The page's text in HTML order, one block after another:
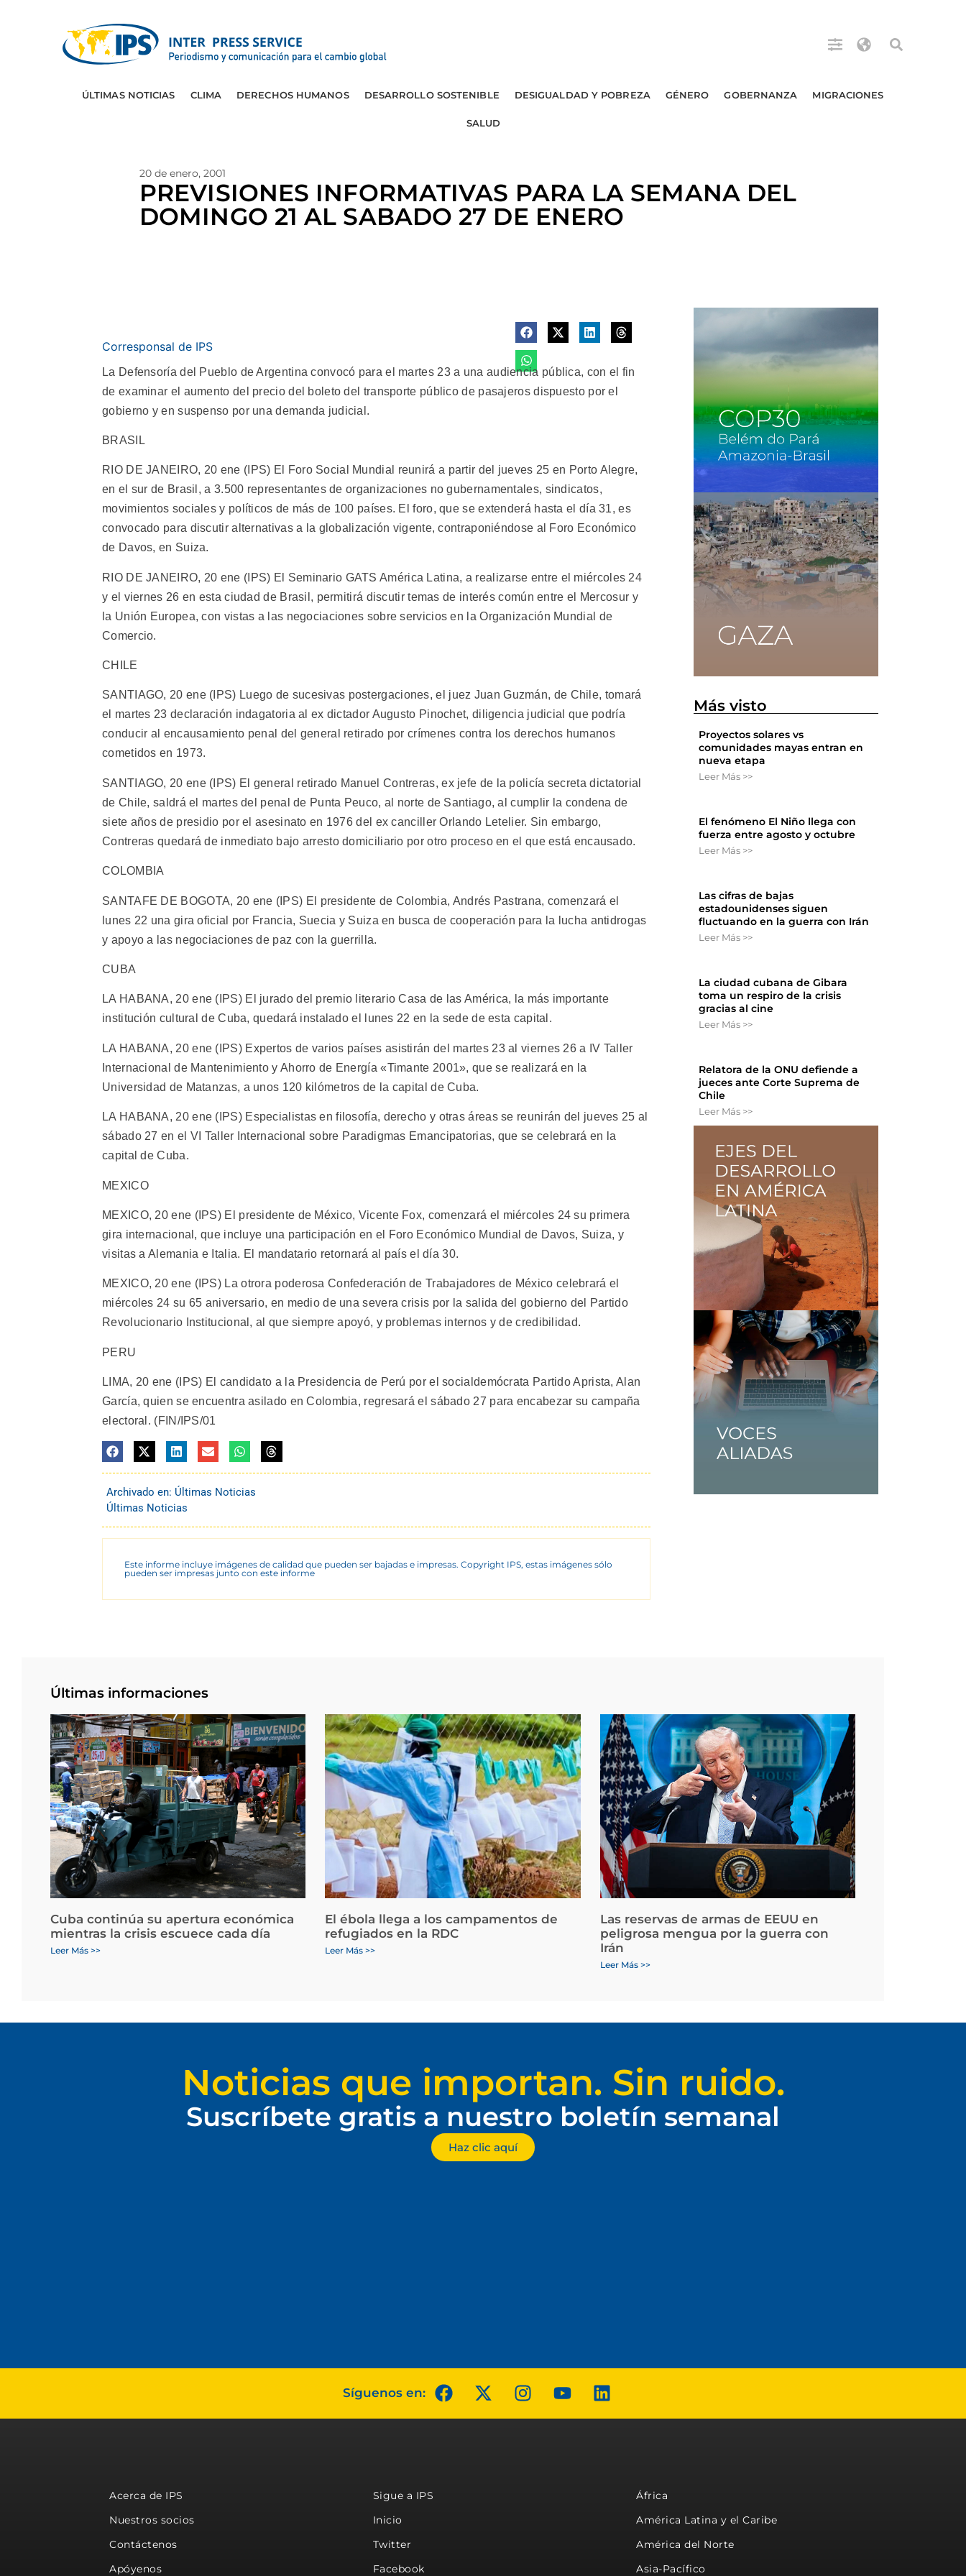
ÚLTIMAS NOTICIAS CLIMA DERECHOS HUMANOS DESARROLLO SOSTENIBLE DESIGUALDAD Y POBREZA GÉNERO GOBERNANZA MIGRACIONES
SALUD
20 de enero, 2001
PREVISIONES INFORMATIVAS PARA LA SEMANA DEL
DOMINGO 21 AL SABADO 27 DE ENERO
Corresponsal de IPS
La Defensoría del Pueblo de Argentina convocó para el martes 23 a una audiencia pública, con el fin
de examinar el aumento del precio del boleto del transporte público de pasajeros dispuesto por el
gobierno y en suspenso por una demanda judicial.
BRASIL
RIO DE JANEIRO, 20 ene (IPS) El Foro Social Mundial reunirá a partir del jueves 25 en Porto Alegre,
en el sur de Brasil, a 3.500 representantes de organizaciones no gubernamentales, sindicatos,
movimientos sociales y políticos de más de 100 países. El foro, que se extenderá hasta el día 31, es
convocado para discutir alternativas a la globalización vigente, contraponiéndose al Foro Económico
de Davos, en Suiza.
RIO DE JANEIRO, 20 ene (IPS) El Seminario GATS América Latina, a realizarse entre el miércoles 24
y el viernes 26 en esta ciudad de Brasil, permitirá discutir temas de interés común entre el Mercosur y
la Unión Europea, con vistas a las negociaciones sobre servicios en la Organización Mundial de
Comercio.
CHILE
SANTIAGO, 20 ene (IPS) Luego de sucesivas postergaciones, el juez Juan Guzmán, de Chile, tomará
el martes 23 declaración indagatoria al ex dictador Augusto Pinochet, diligencia judicial que podría
conducir al encausamiento penal del general retirado por crímenes contra los derechos humanos
cometidos en 1973.
SANTIAGO, 20 ene (IPS) El general retirado Manuel Contreras, ex jefe de la policía secreta dictatorial
de Chile, saldrá el martes del penal de Punta Peuco, al norte de Santiago, al cumplir la condena de
siete años de presidio por el asesinato en 1976 del ex canciller Orlando Letelier. Sin embargo,
Contreras quedará de inmediato bajo arresto domiciliario por otro proceso en el que está encausado.
COLOMBIA
SANTAFE DE BOGOTA, 20 ene (IPS) El presidente de Colombia, Andrés Pastrana, comenzará el
lunes 22 una gira oficial por Francia, Suecia y Suiza en busca de cooperación para la lucha antidrogas
y apoyo a las negociaciones de paz con la guerrilla.
CUBA
LA HABANA, 20 ene (IPS) El jurado del premio literario Casa de las América, la más importante
institución cultural de Cuba, quedará instalado el lunes 22 en la sede de esta capital.
LA HABANA, 20 ene (IPS) Expertos de varios países asistirán del martes 23 al viernes 26 a IV Taller
Internacional de Mantenimiento y Ahorro de Energía «Timante 2001», que se realizará en la
Universidad de Matanzas, a unos 120 kilómetros de la capital de Cuba.
LA HABANA, 20 ene (IPS) Especialistas en filosofía, derecho y otras áreas se reunirán del jueves 25 al
sábado 27 en el VI Taller Internacional sobre Paradigmas Emancipatorias, que se celebrará en la
capital de Cuba.
MEXICO
MEXICO, 20 ene (IPS) El presidente de México, Vicente Fox, comenzará el miércoles 24 su primera
gira internacional, que incluye una participación en el Foro Económico Mundial de Davos, Suiza, y
visitas a Alemania e Italia. El mandatario retornará al país el día 30.
MEXICO, 20 ene (IPS) La otrora poderosa Confederación de Trabajadores de México celebrará el
miércoles 24 su 65 aniversario, en medio de una severa crisis por la salida del gobierno del Partido
Revolucionario Institucional, al que siempre apoyó, y problemas internos y de credibilidad.
PERU
LIMA, 20 ene (IPS) El candidato a la Presidencia de Perú por el socialdemócrata Partido Aprista, Alan
García, quien se encuentra asilado en Colombia, regresará el sábado 27 para encabezar su campaña
electoral. (FIN/IPS/01
Archivado en: Últimas Noticias
Últimas Noticias
Este informe incluye imágenes de calidad que pueden ser bajadas e impresas. Copyright IPS, estas imágenes sólo
pueden ser impresas junto con este informe
Más visto
Proyectos solares vs
comunidades mayas entran en
nueva etapa
Leer Más >>
El fenómeno El Niño llega con
fuerza entre agosto y octubre
Leer Más >>
Las cifras de bajas
estadounidenses siguen
fluctuando en la guerra con Irán
Leer Más >>
La ciudad cubana de Gibara
toma un respiro de la crisis
gracias al cine
Leer Más >>
Relatora de la ONU defiende a
jueces ante Corte Suprema de
Chile
Leer Más >>
Últimas informaciones
Cuba continúa su apertura económica
mientras la crisis escuece cada día
Leer Más >>
El ébola llega a los campamentos de
refugiados en la RDC
Leer Más >>
Las reservas de armas de EEUU en
peligrosa mengua por la guerra con
Irán
Leer Más >>
Noticias que importan. Sin ruido.
Suscríbete gratis a nuestro boletín semanal
Haz clic aquí
Síguenos en:
Acerca de IPS
Nuestros socios
Contáctenos
Apóyenos
Sigue a IPS
Inicio
Twitter
Facebook
África
América Latina y el Caribe
América del Norte
Asia-Pacífico